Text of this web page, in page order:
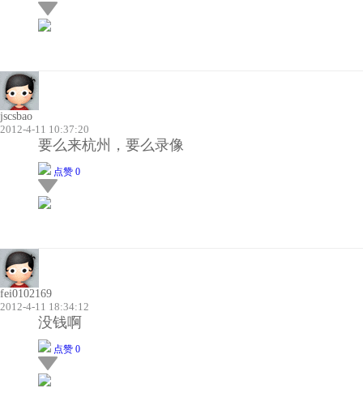
jscsbao
2012-4-11 10:37:20
要么来杭州，要么录像
点赞 0
fei0102169
2012-4-11 18:34:12
没钱啊
点赞 0